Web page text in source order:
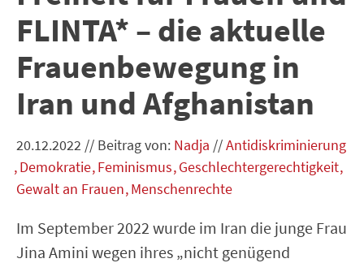
FLINTA* – die aktuelle
Frauenbewegung in
Iran und Afghanistan
20.12.2022 // Beitrag von: Nadja //Antidiskriminierung
Demokratie Feminismus Geschlechtergerechtigkeit
Gewalt an Frauen Menschenrechte
Im September 2022 wurde im Iran die junge Frau
Jina Amini wegen ihres „nicht genügend